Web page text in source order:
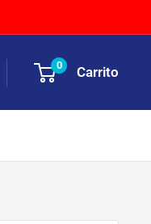
0 Carrito